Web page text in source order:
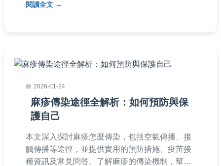
閱讀全文
2026-01-24
麻疹傳染途徑全解析：如何預防與保
護自己
本文深入探討麻疹怎麼傳染，包括空氣傳播、接
觸傳播等途徑，並提供實用的預防措施、疫苗接
種資訊及常見問答。了解麻疹的傳染機制，幫助